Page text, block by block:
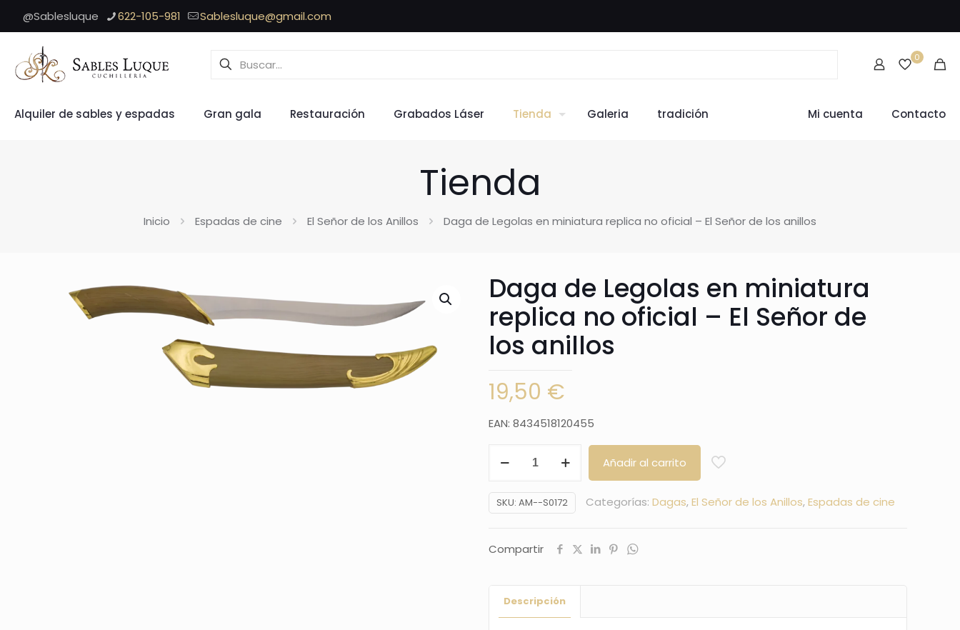
@Sablesluque 622-105-981 Sablesluque@gmail.com
0
Alquiler de sables y espadas Gran gala Restauración Grabados Láser Tienda Galeria tradición Mi cuenta Contacto
Tienda
Inicio Espadas de cine El Señor de los Anillos Daga de Legolas en miniatura replica no oficial – El Señor de los anillos
Daga de Legolas en miniatura
replica no oficial – El Señor de
los anillos
19,50 €
EAN: 8434518120455
Legolas
en
replica
Añadir al carrito
SKU: AM--S0172 Categorías: Dagas,El Señor de los Anillos,Espadas de cine
Compartir
Descripción